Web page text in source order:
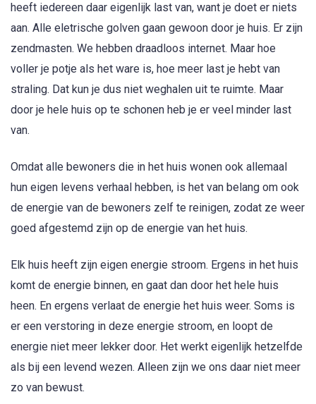
heeft iedereen daar eigenlijk last van, want je doet er niets
aan. Alle eletrische golven gaan gewoon door je huis. Er zijn
zendmasten. We hebben draadloos internet. Maar hoe
voller je potje als het ware is, hoe meer last je hebt van
straling. Dat kun je dus niet weghalen uit te ruimte. Maar
door je hele huis op te schonen heb je er veel minder last
van.
Omdat alle bewoners die in het huis wonen ook allemaal
hun eigen levens verhaal hebben, is het van belang om ook
de energie van de bewoners zelf te reinigen, zodat ze weer
goed afgestemd zijn op de energie van het huis.
Elk huis heeft zijn eigen energie stroom. Ergens in het huis
komt de energie binnen, en gaat dan door het hele huis
heen. En ergens verlaat de energie het huis weer. Soms is
er een verstoring in deze energie stroom, en loopt de
energie niet meer lekker door. Het werkt eigenlijk hetzelfde
als bij een levend wezen. Alleen zijn we ons daar niet meer
zo van bewust.